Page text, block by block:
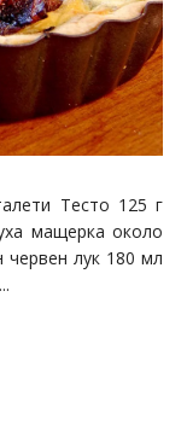
Тесто 125 г
мащерка около
лук 180 мл